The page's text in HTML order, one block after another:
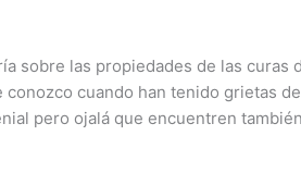
sobre las propiedades de las
cuando han tenido grietas
pero ojalá que encuentren